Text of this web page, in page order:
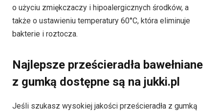
o użyciu zmiękczaczy i hipoalergicznych środków, a
także o ustawieniu temperatury 60°C, która eliminuje
bakterie i roztocza.
Najlepsze prześcieradła bawełniane
z gumką dostępne są na jukki.pl
Jeśli szukasz wysokiej jakości prześcieradła z gumką